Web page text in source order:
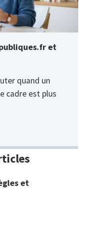
et
quand un
cadre est plus
et